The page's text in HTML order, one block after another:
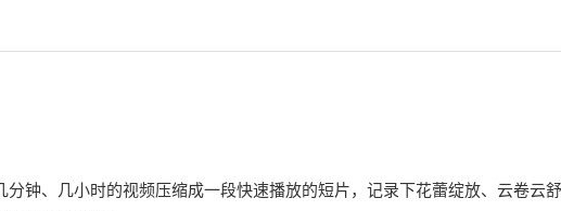
钟、几小时的视频压缩成一段快速播放的短片，记录下花蕾绽放、云卷云舒